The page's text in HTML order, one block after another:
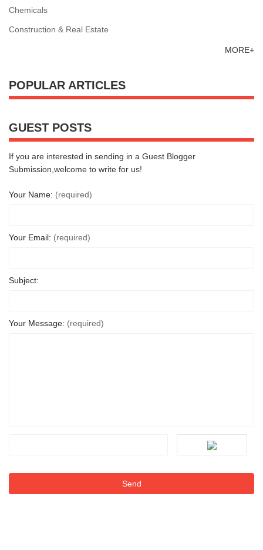
Chemicals
Construction & Real Estate
MORE+
POPULAR ARTICLES
GUEST POSTS
If you are interested in sending in a Guest Blogger
Submission,welcome to write for us!
Your Name: (required)
Your Email: (required)
Subject:
Your Message: (required)